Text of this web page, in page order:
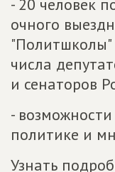
- 20 человек
очного
"Политшколы"
числа
и сенаторов
-
политике и
Узнать